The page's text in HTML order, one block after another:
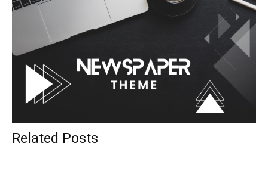
Related Posts